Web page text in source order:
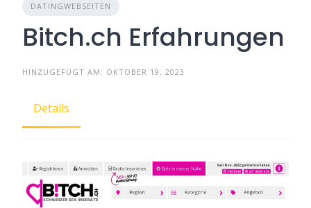
DATINGWEBSEITEN
Bitch.ch Erfahrungen
HINZUGEFÜGT AM: OKTOBER 19, 2023
Details